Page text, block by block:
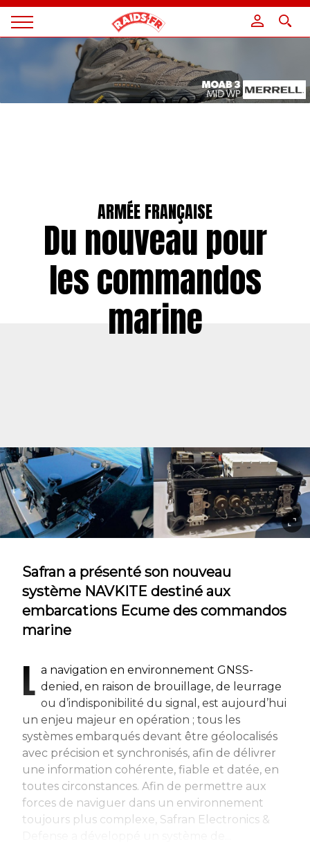
Magazine
ARMÉE FRANÇAISE
Du nouveau pour
les commandos
marine
Safran a présenté son nouveau
système NAVKITE destiné aux
embarcations Ecume des commandos
marine
L a navigation en environnement GNSS-
denied, en raison de brouillage, de leurrage
ou d’indisponibilité du signal, est aujourd’hui
un enjeu majeur en opération ; tous les
systèmes embarqués devant être géolocalisés
avec précision et synchronisés, afin de délivrer
une information cohérente, fiable et datée, en
toutes circonstances. Afin de permettre aux
forces de naviguer dans un environnement
toujours plus complexe, Safran Electronics &
Panneau de gestion des cookies